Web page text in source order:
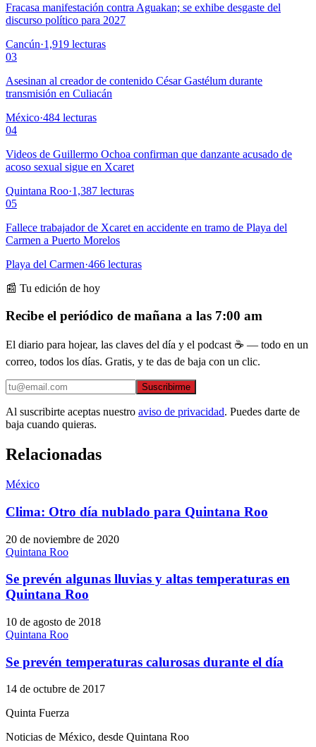
Fracasa manifestación contra Aguakan; se exhibe desgaste del
discurso político para 2027
Cancún·1,919 lecturas
03
Asesinan al creador de contenido César Gastélum durante
transmisión en Culiacán
México·484 lecturas
04
Videos de Guillermo Ochoa confirman que danzante acusado de
acoso sexual sigue en Xcaret
Quintana Roo·1,387 lecturas
05
Fallece trabajador de Xcaret en accidente en tramo de Playa del
Carmen a Puerto Morelos
Playa del Carmen·466 lecturas
📰 Tu edición de hoy
Recibe el periódico de mañana a las 7:00 am
El diario para hojear, las claves del día y el podcast ☕ — todo en un
correo, todos los días. Gratis, y te das de baja con un clic.
Suscribirme
Al suscribirte aceptas nuestro aviso de privacidad. Puedes darte de
baja cuando quieras.
Relacionadas
México
Clima: Otro día nublado para Quintana Roo
20 de noviembre de 2020
Quintana Roo
Se prevén algunas lluvias y altas temperaturas en
Quintana Roo
10 de agosto de 2018
Quintana Roo
Se prevén temperaturas calurosas durante el día
14 de octubre de 2017
Quinta Fuerza
Noticias de México, desde Quintana Roo